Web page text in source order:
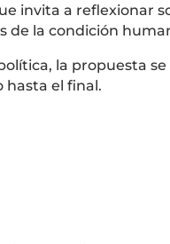
invita a reflexionar
de la condición
la propuesta
hasta el final.